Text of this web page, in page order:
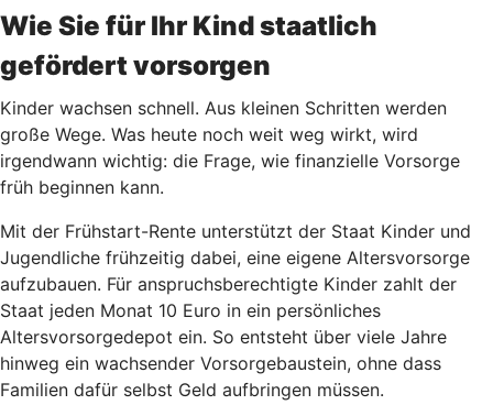
Wie Sie für Ihr Kind staatlich
gefördert vorsorgen
Kinder wachsen schnell. Aus kleinen Schritten werden
große Wege. Was heute noch weit weg wirkt, wird
irgendwann wichtig: die Frage, wie finanzielle Vorsorge
früh beginnen kann.
Mit der Frühstart-Rente unterstützt der Staat Kinder und
Jugendliche frühzeitig dabei, eine eigene Altersvorsorge
aufzubauen. Für anspruchsberechtigte Kinder zahlt der
Staat jeden Monat 10 Euro in ein persönliches
Altersvorsorgedepot ein. So entsteht über viele Jahre
hinweg ein wachsender Vorsorgebaustein, ohne dass
Familien dafür selbst Geld aufbringen müssen.